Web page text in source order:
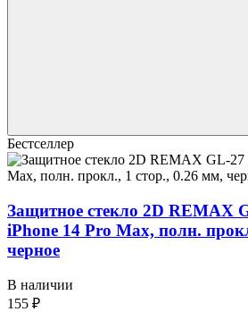
Бестселлер
Защитное стекло 2D REMAX
iPhone 14 Pro Max, полн.
черное
В наличии
155 ₽